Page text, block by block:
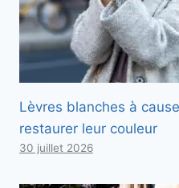
Lèvres blanches à
restaurer leur couleur
30 juillet 2026